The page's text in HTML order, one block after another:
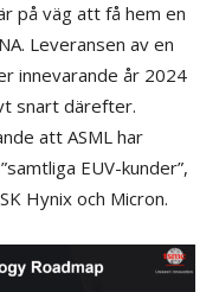
på väg att få hem en
Leveransen av en
innevarande år 2024
snart därefter.
att ASML har
EUV-kunder”,
Hynix och Micron.